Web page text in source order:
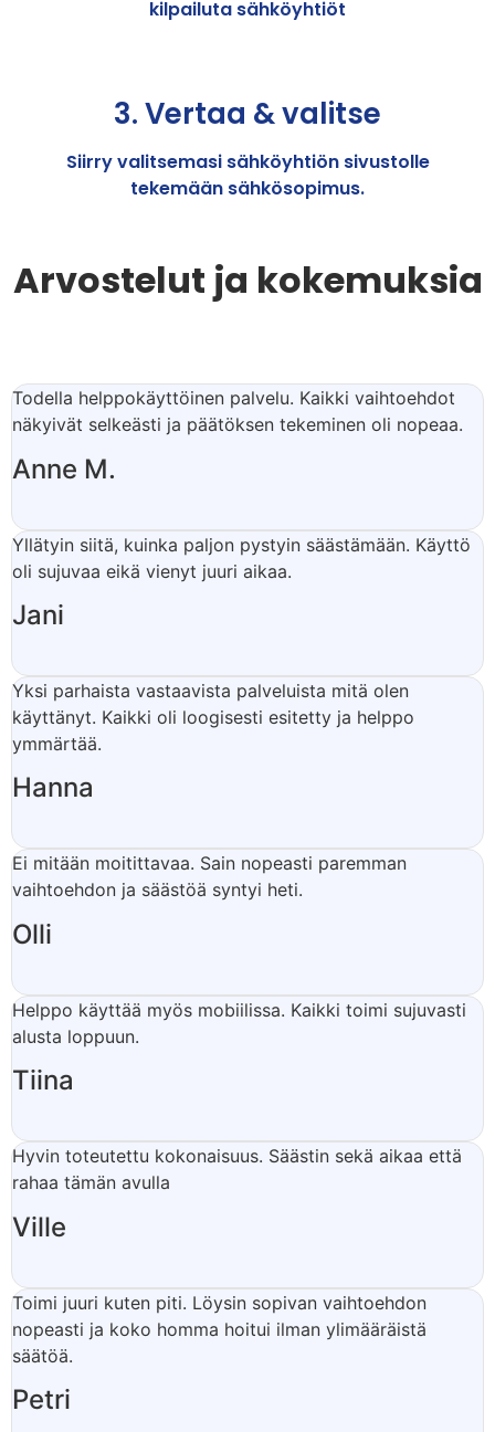
kilpailuta sähköyhtiöt
3. Vertaa & valitse
Siirry valitsemasi sähköyhtiön sivustolle
tekemään sähkösopimus.
Arvostelut ja kokemuksia
Todella helppokäyttöinen palvelu. Kaikki vaihtoehdot
näkyivät selkeästi ja päätöksen tekeminen oli nopeaa.
Anne M.
Yllätyin siitä, kuinka paljon pystyin säästämään. Käyttö
oli sujuvaa eikä vienyt juuri aikaa.
Jani
Yksi parhaista vastaavista palveluista mitä olen
käyttänyt. Kaikki oli loogisesti esitetty ja helppo
ymmärtää.
Hanna
Ei mitään moitittavaa. Sain nopeasti paremman
vaihtoehdon ja säästöä syntyi heti.
Olli
Helppo käyttää myös mobiilissa. Kaikki toimi sujuvasti
alusta loppuun.
Tiina
Hyvin toteutettu kokonaisuus. Säästin sekä aikaa että
rahaa tämän avulla
Ville
Toimi juuri kuten piti. Löysin sopivan vaihtoehdon
nopeasti ja koko homma hoitui ilman ylimääräistä
säätöä.
Petri